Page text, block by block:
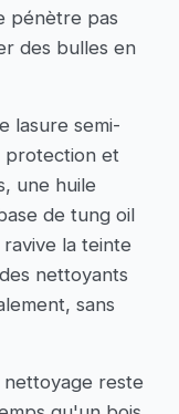
pénètre pas
des bulles en
lasure semi-
protection et
une huile
de tung oil
la teinte
nettoyants
sans
reste